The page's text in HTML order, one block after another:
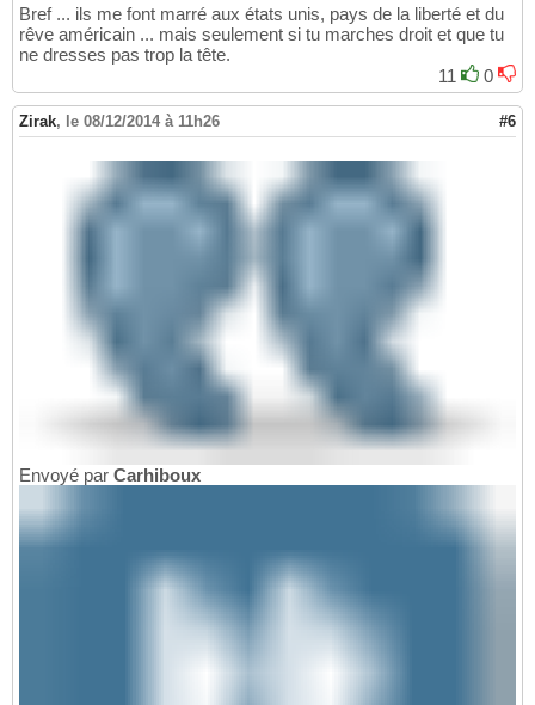
Bref ... ils me font marré aux états unis, pays de la liberté et du
rêve américain ... mais seulement si tu marches droit et que tu
ne dresses pas trop la tête.
11
0
Zirak, le 08/12/2014 à 11h26 #6
Envoyé par Carhiboux